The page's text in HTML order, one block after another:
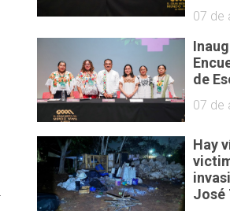
07 de
de
07 de
Hay
José